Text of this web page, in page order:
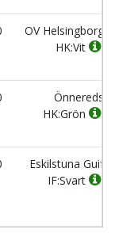
OV Helsingborg
HK:Vit
Önnereds
HK:Grön
Eskilstuna Guif
IF:Svart